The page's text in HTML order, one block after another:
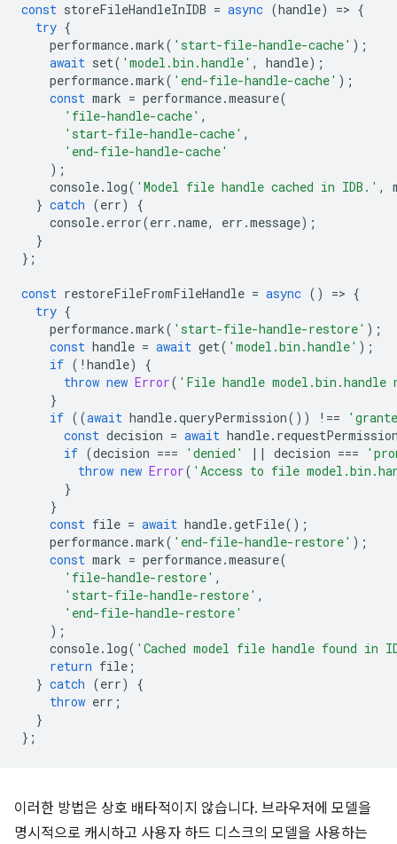
const storeFileHandleInIDB = async (handle) => {
try {
performance.mark( 'start-file-handle-cache' );
await set( 'model.bin.handle' , handle);
performance.mark( 'end-file-handle-cache' );
const mark = performance.measure(
'file-handle-cache' ,
'start-file-handle-cache' ,
'end-file-handle-cache'
);
console. log( 'Model file handle cached in IDB.' ,
} catch (err)
{
console. error(err .name, err .message);
}
};
const restoreFileFromFileHandle = async () => {
try {
performance.mark( 'start-file-handle-restore' );
const handle = await get( 'model.bin.handle' );
if ( ! handle)
{
throw new Error( 'File handle
}
if ((await handle.queryPermission()) !==
const decision = await handle.
if (decision === 'denied' || decision ===
throw new Error( 'Access to file
}
}
const file = await handle.getFile();
performance.mark( 'end-file-handle-restore' );
const mark = performance.measure(
'file-handle-restore' ,
'start-file-handle-restore' ,
'end-file-handle-restore'
);
console. log( 'Cached model file handle found in
return file ;
} catch (err)
{
throw err ;
}
};
이러한 방법은 상호 배타적이지 않습니다. 브라우저에 모델을
명시적으로 캐시하고 사용자 하드 디스크의 모델을 사용하는